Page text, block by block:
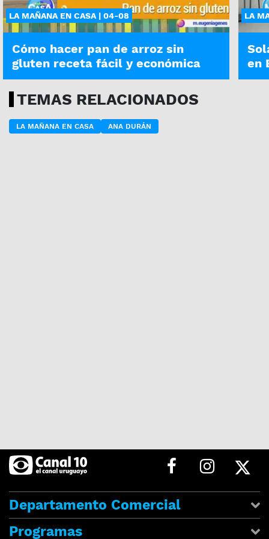
LA MAÑANA EN CASA | 04-08
Cómo hacer pan de arroz sin
gluten receta fácil y económica
LA
en
TEMAS RELACIONADOS
LA MAÑANA EN CASA ANA DURÁN
Departamento Comercial
Programas